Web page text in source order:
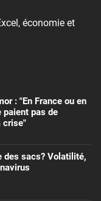
économie et
: "En France ou en
paient pas de
crise"
des sacs? Volatilité,